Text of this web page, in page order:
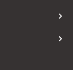
อร์ต่างรอคอย ใน
วขึ้นเนื่องจาก
เศรษฐศาสตร์ชั้น
าคารกลาง